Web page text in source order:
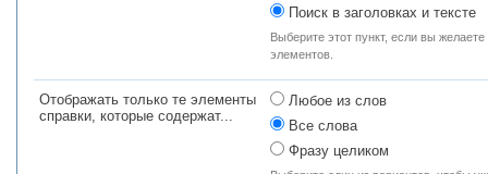
Поиск в заголовках и тексте
Выберите этот пункт, если вы желаете
элементов.
Отображать только те элементы
справки, которые содержат...
Любое из слов
Все слова
Фразу целиком